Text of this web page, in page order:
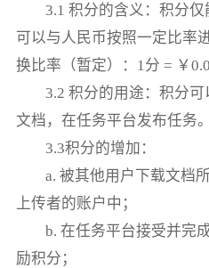
3.1 积分的含义：积分仅
可以与人民币按照一定比率
换比率（暂定）：1分 = ￥
3.2 积分的用途：积分
文档，在任务平台发布任务。
3.3积分的增加：
a. 被其他用户下载文档
上传者的账户中；
b. 在任务平台接受并完
励积分；